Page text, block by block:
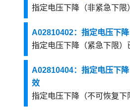
指定电压下降（非紧急下限
A02810402：指定电压下
指定电压下降（紧急下限）
A02810404：指定电压下
效
指定电压下降（不可恢复下